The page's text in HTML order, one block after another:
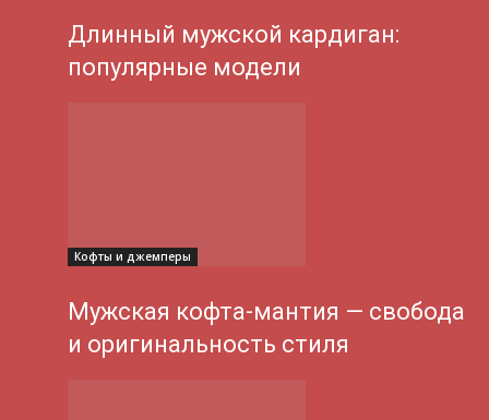
Длинный мужской кардиган:
популярные модели
Кофты и джемперы
Мужская кофта-мантия — свобода
и оригинальность стиля